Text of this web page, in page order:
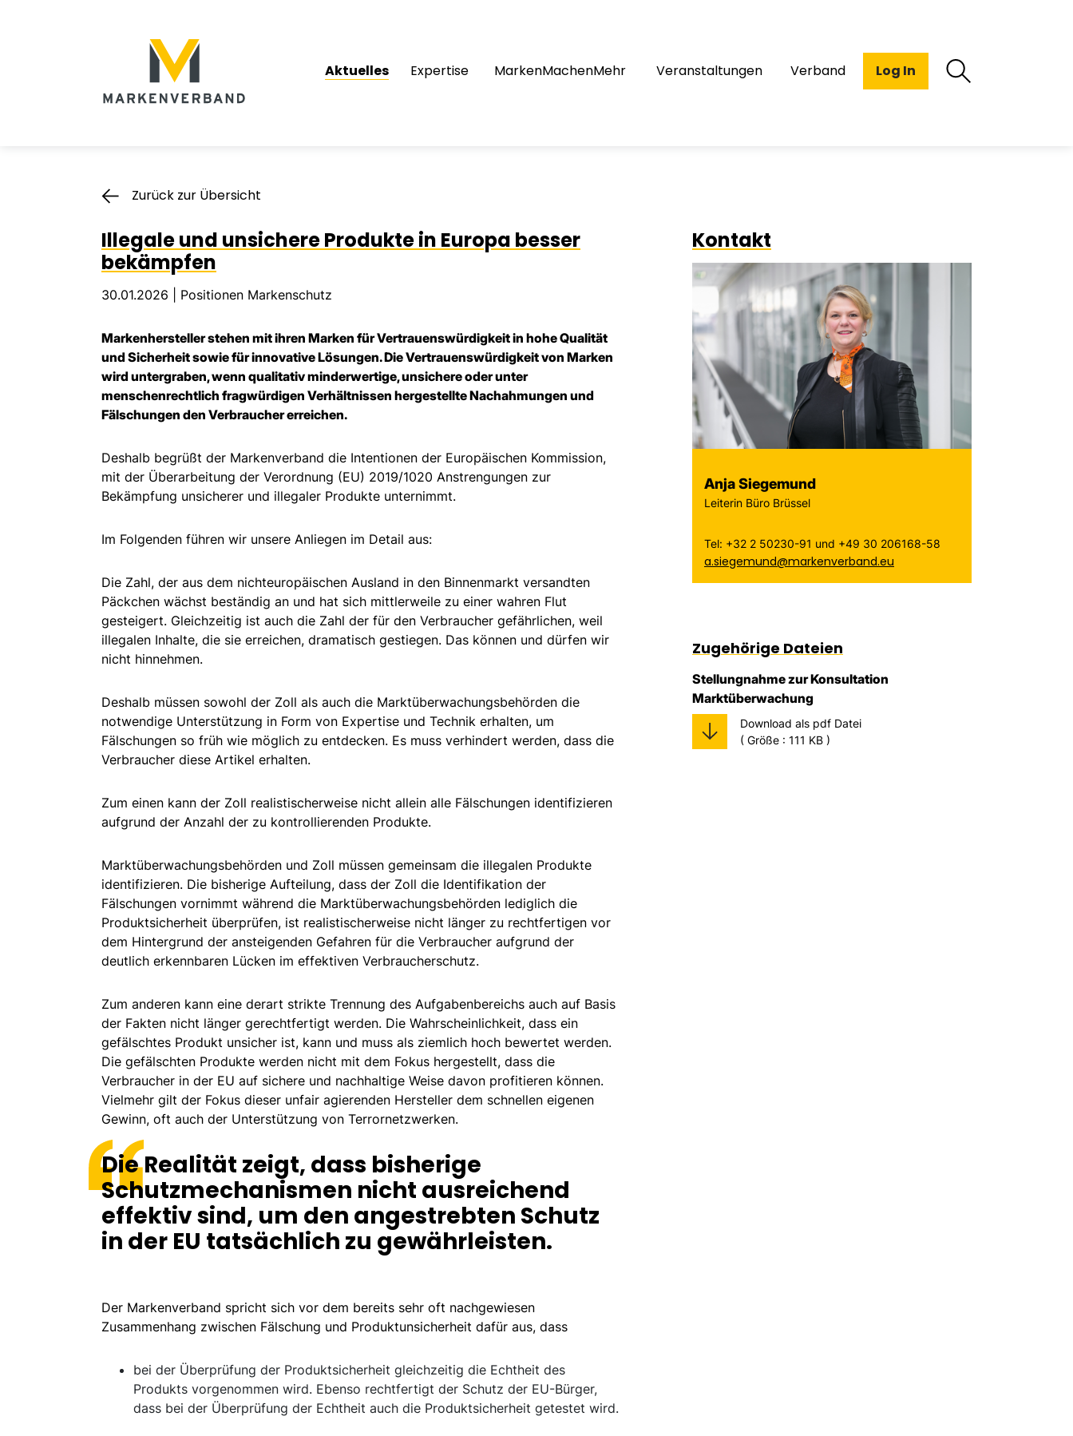
Aktuelles Expertise MarkenMachenMehr Veranstaltungen Verband Log In
Zurück zur Übersicht
Illegale und unsichere Produkte in Europa besser
bekämpfen
30.01.2026 | Positionen Markenschutz
Markenhersteller stehen mit ihren Marken für Vertrauenswürdigkeit in hohe Qualität
und Sicherheit sowie für innovative Lösungen. Die Vertrauenswürdigkeit von Marken
wird untergraben, wenn qualitativ minderwertige, unsichere oder unter
menschenrechtlich fragwürdigen Verhältnissen hergestellte Nachahmungen und
Fälschungen den Verbraucher erreichen.
Deshalb begrüßt der Markenverband die Intentionen der Europäischen Kommission,
mit der Überarbeitung der Verordnung (EU) 2019/1020 Anstrengungen zur
Bekämpfung unsicherer und illegaler Produkte unternimmt.
Im Folgenden führen wir unsere Anliegen im Detail aus:
Die Zahl, der aus dem nichteuropäischen Ausland in den Binnenmarkt versandten
Päckchen wächst beständig an und hat sich mittlerweile zu einer wahren Flut
gesteigert. Gleichzeitig ist auch die Zahl der für den Verbraucher gefährlichen, weil
illegalen Inhalte, die sie erreichen, dramatisch gestiegen. Das können und dürfen wir
nicht hinnehmen.
Deshalb müssen sowohl der Zoll als auch die Marktüberwachungsbehörden die
notwendige Unterstützung in Form von Expertise und Technik erhalten, um
Fälschungen so früh wie möglich zu entdecken. Es muss verhindert werden, dass die
Verbraucher diese Artikel erhalten.
Zum einen kann der Zoll realistischerweise nicht allein alle Fälschungen identifizieren
aufgrund der Anzahl der zu kontrollierenden Produkte.
Marktüberwachungsbehörden und Zoll müssen gemeinsam die illegalen Produkte
identifizieren. Die bisherige Aufteilung, dass der Zoll die Identifikation der
Fälschungen vornimmt während die Marktüberwachungsbehörden lediglich die
Produktsicherheit überprüfen, ist realistischerweise nicht länger zu rechtfertigen vor
dem Hintergrund der ansteigenden Gefahren für die Verbraucher aufgrund der
deutlich erkennbaren Lücken im effektiven Verbraucherschutz.
Zum anderen kann eine derart strikte Trennung des Aufgabenbereichs auch auf Basis
der Fakten nicht länger gerechtfertigt werden. Die Wahrscheinlichkeit, dass ein
gefälschtes Produkt unsicher ist, kann und muss als ziemlich hoch bewertet werden.
Die gefälschten Produkte werden nicht mit dem Fokus hergestellt, dass die
Verbraucher in der EU auf sichere und nachhaltige Weise davon profitieren können.
Vielmehr gilt der Fokus dieser unfair agierenden Hersteller dem schnellen eigenen
Gewinn, oft auch der Unterstützung von Terrornetzwerken.
Die Realität zeigt, dass bisherige
Schutzmechanismen nicht ausreichend
effektiv sind, um den angestrebten Schutz
in der EU tatsächlich zu gewährleisten.
Der Markenverband spricht sich vor dem bereits sehr oft nachgewiesen
Zusammenhang zwischen Fälschung und Produktunsicherheit dafür aus, dass
bei der Überprüfung der Produktsicherheit gleichzeitig die Echtheit des
Produkts vorgenommen wird. Ebenso rechtfertigt der Schutz der EU-Bürger,
dass bei der Überprüfung der Echtheit auch die Produktsicherheit getestet wird.
Kontakt
Anja Siegemund
Leiterin Büro Brüssel
Tel: +32 2 50230-91 und +49 30 206168-58
a.siegemund@markenverband.eu
Zugehörige Dateien
Stellungnahme zur Konsultation
Marktüberwachung
Download als pdf Datei
( Größe : 111 KB )